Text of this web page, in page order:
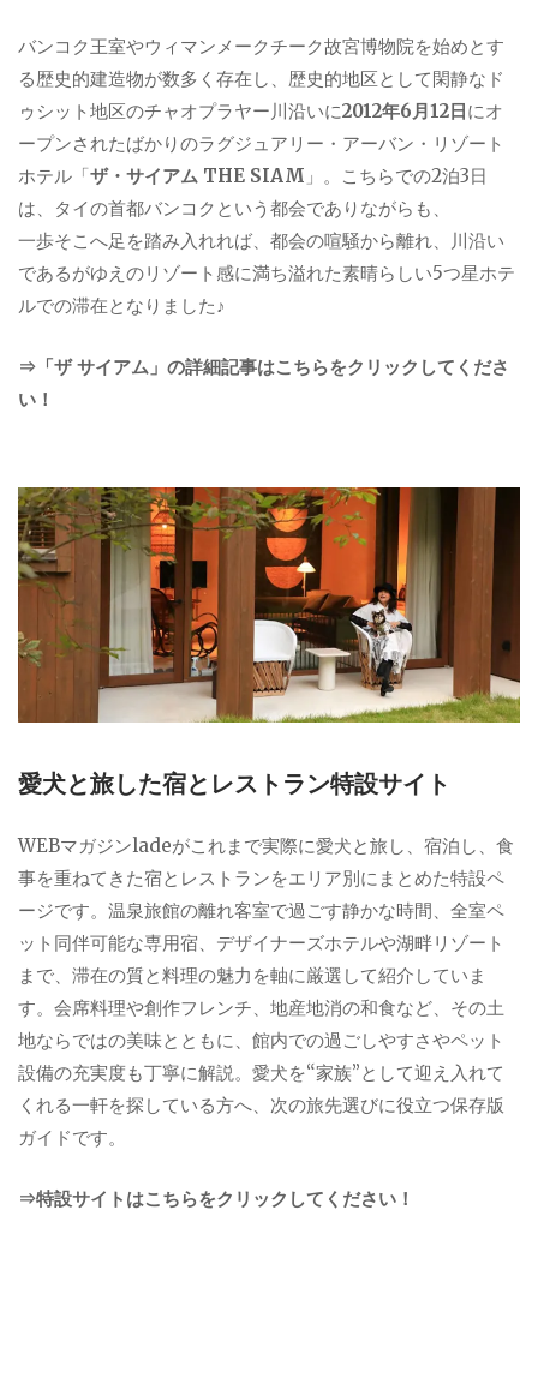
バンコク王室やウィマンメークチーク故宮博物院を始めとす
る歴史的建造物が数多く存在し、歴史的地区として閑静なド
ゥシット地区のチャオプラヤー川沿いに2012年6月12日にオ
ープンされたばかりのラグジュアリー・アーバン・リゾート
ホテル「ザ・サイアム THE SIAM 」。こちらでの2泊3日
は、タイの首都バンコクという都会でありながらも、
一歩そこへ足を踏み入れれば、都会の喧騒から離れ、川沿い
であるがゆえのリゾート感に満ち溢れた素晴らしい5つ星ホテ
ルでの滞在となりました♪
⇒「ザ サイアム」の詳細記事はこちらをクリックしてくださ
い！
愛犬と旅した宿とレストラン特設サイト
WEBマガジンladeがこれまで実際に愛犬と旅し、宿泊し、食
事を重ねてきた宿とレストランをエリア別にまとめた特設ペ
ージです。温泉旅館の離れ客室で過ごす静かな時間、全室ペ
ット同伴可能な専用宿、デザイナーズホテルや湖畔リゾート
まで、滞在の質と料理の魅力を軸に厳選して紹介していま
す。会席料理や創作フレンチ、地産地消の和食など、その土
地ならではの美味とともに、館内での過ごしやすさやペット
設備の充実度も丁寧に解説。愛犬を“家族”として迎え入れて
くれる一軒を探している方へ、次の旅先選びに役立つ保存版
ガイドです。
⇒特設サイトはこちらをクリックしてください！